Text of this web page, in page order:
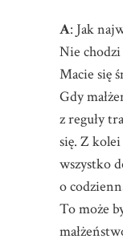
A: Jak
Nie chodzi
Macie się
Gdy
z reguły
się. Z
wszystko
o
To może